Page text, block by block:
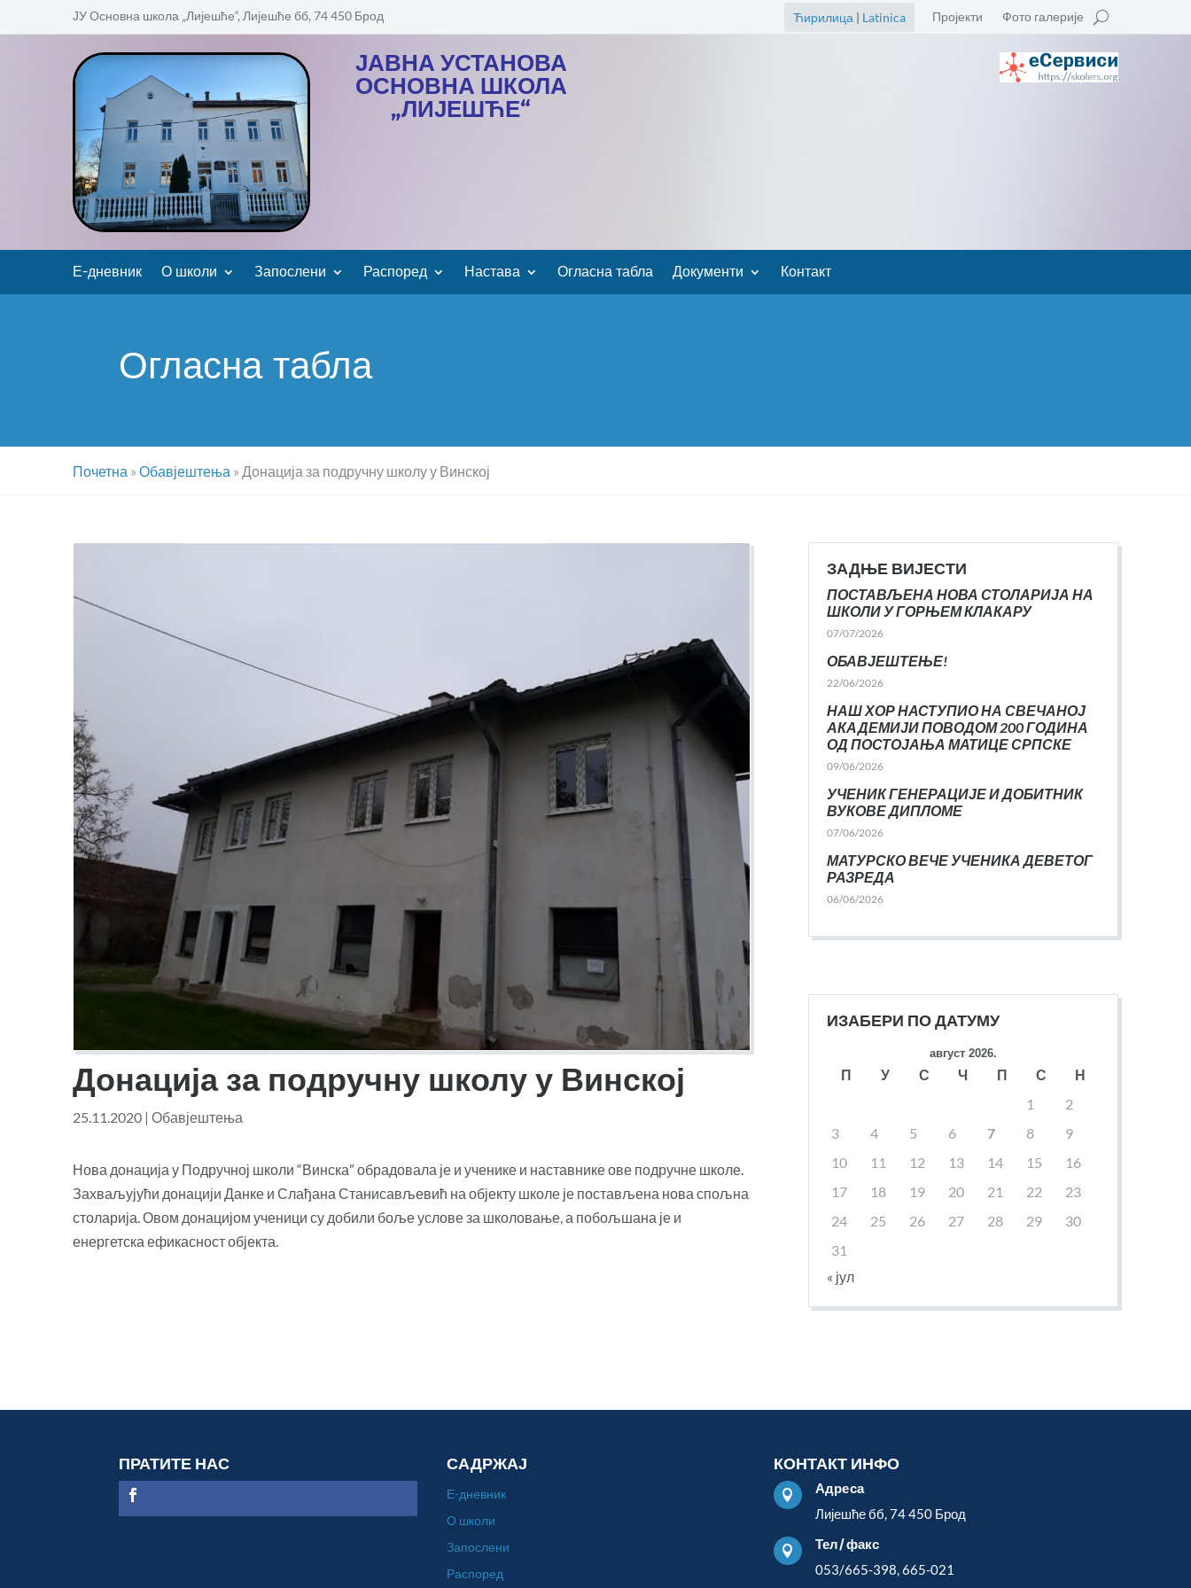
ЈУ Основна школа „Лијешће“, Лијешће бб, 74 450 Брод Пројекти Фото галерије
Ћирилица | Latinica
ЈАВНА УСТАНОВА
ОСНОВНА ШКОЛА
„ЛИЈЕШЋЕ“
Е-дневник О школи Запослени Распоред Настава Огласна табла Документи Контакт
Огласна табла
Почетна » Обавјештења » Донација за подручну школу у Винској
Донација за подручну школу у Винској
25.11.2020 | Обавјештења
Нова донација у Подручној школи “Винска” обрадовала је и ученике и наставнике ове подручне школе.
Захваљујући донацији Данке и Слађана Станисављевић на објекту школе је постављена нова спољна
столарија. Овом донацијом ученици су добили боље услове за школовање, а побољшана је и
енергетска ефикасност објекта.
ЗАДЊЕ ВИЈЕСТИ
ПОСТАВЉЕНА НОВА СТОЛАРИЈА НА
ШКОЛИ У ГОРЊЕМ КЛАКАРУ
07/07/2026
ОБАВЈЕШТЕЊЕ!
22/06/2026
НАШ ХОР НАСТУПИО НА СВЕЧАНОЈ
АКАДЕМИЈИ ПОВОДОМ 200 ГОДИНА
ОД ПОСТОЈАЊА МАТИЦЕ СРПСКЕ
09/06/2026
УЧЕНИК ГЕНЕРАЦИЈЕ И ДОБИТНИК
ВУКОВЕ ДИПЛОМЕ
07/06/2026
МАТУРСКО ВЕЧЕ УЧЕНИКА ДЕВЕТОГ
РАЗРЕДА
06/06/2026
ИЗАБЕРИ ПО ДАТУМУ
август 2026.
П У С Ч П С
Н
1
2
3
4 5 6 7 8
9
10
11 12 13 14 15
16
17
18 19 20 21 22
23
24
25 26 27 28 29
30
31
« јул
ПРАТИТЕ НАС САДРЖАЈ
Е-дневник
О школи
Запослени
Распоред
КОНТАКТ ИНФО

Адреса
Лијешће бб, 74 450 Брод

Тел/факс
053/665-398, 665-021